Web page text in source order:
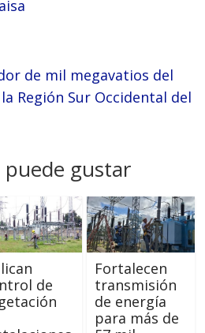
de mil megavatios del
Región Sur Occidental del
gustar
de
Fortalecen
transmisión
de energía
para más de